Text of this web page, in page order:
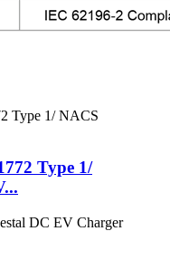
Type 1/